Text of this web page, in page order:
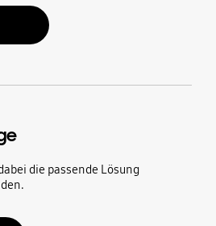
die passende Lösung